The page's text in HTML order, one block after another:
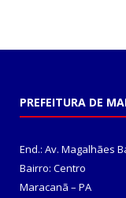
PREFEITURA DE
End.: Av. Magalhães
Bairro: Centro
Maracanã – PA